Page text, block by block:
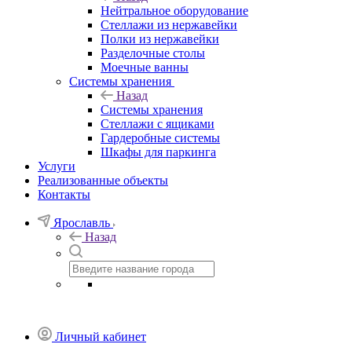
Нейтральное оборудование
Стеллажи из нержавейки
Полки из нержавейки
Разделочные столы
Моечные ванны
Системы хранения
Назад
Системы хранения
Стеллажи с ящиками
Гардеробные системы
Шкафы для паркинга
Услуги
Реализованные объекты
Контакты
Ярославль
Назад
Личный кабинет